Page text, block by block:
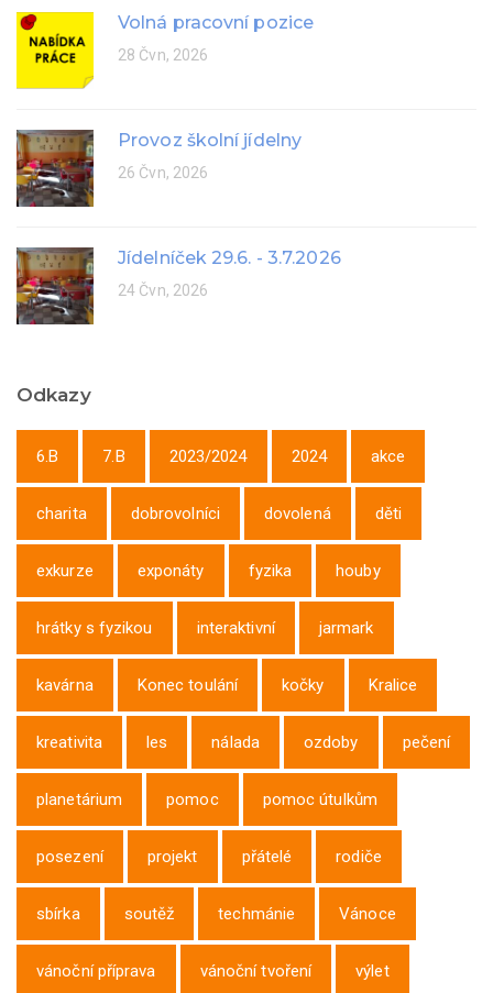
Volná pracovní pozice
28 Čvn, 2026
Provoz školní jídelny
26 Čvn, 2026
Jídelníček 29.6. - 3.7.2026
24 Čvn, 2026
Odkazy
6.B 7.B 2023/2024 2024 akce
charita dobrovolníci dovolená děti
exkurze exponáty fyzika houby
hrátky s fyzikou interaktivní jarmark
kavárna Konec toulání kočky Kralice
kreativita les nálada ozdoby pečení
planetárium pomoc pomoc útulkům
posezení projekt přátelé rodiče
sbírka soutěž techmánie Vánoce
vánoční příprava vánoční tvoření výlet